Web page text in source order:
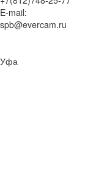
E-mail:
spb@evercam.ru
Уфа